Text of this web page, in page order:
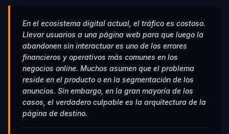
En el ecosistema digital actual, el tráfico es costoso.
Llevar usuarios a una página web para que luego la
abandonen sin interactuar es uno de los errores
financieros y operativos más comunes en los
negocios online. Muchos asumen que el problema
reside en el producto o en la segmentación de los
anuncios. Sin embargo, en la gran mayoría de los
casos, el verdadero culpable es la arquitectura de la
página de destino.